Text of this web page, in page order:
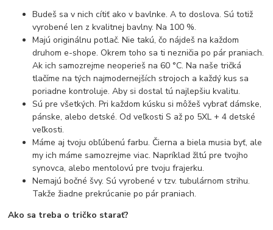
Budeš sa v nich cítiť ako v bavlnke. A to doslova. Sú totiž
vyrobené len z kvalitnej bavlny. Na 100 %.
Majú originálnu potlač. Nie takú, čo nájdeš na každom
druhom e-shope. Okrem toho sa ti nezničia po pár praniach.
Ak ich samozrejme neoperieš na 60 °C. Na naše tričká
tlačíme na tých najmodernejších strojoch a každý kus sa
poriadne kontroluje. Aby si dostal tú najlepšiu kvalitu.
Sú pre všetkých. Pri každom kúsku si môžeš vybrať dámske,
pánske, alebo detské. Od veľkosti S až po 5XL + 4 detské
veľkosti.
Máme aj tvoju obľúbenú farbu. Čierna a biela musia byť, ale
my ich máme samozrejme viac. Napríklad žltú pre tvojho
synovca, alebo mentolovú pre tvoju frajerku.
Nemajú bočné švy. Sú vyrobené v tzv. tubulárnom strihu.
Takže žiadne prekrúcanie po pár praniach.
Ako sa treba o tričko starať?